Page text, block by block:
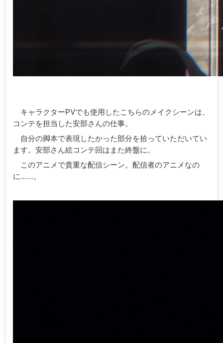
キャラクターPVでも使用したこちらのメイクシーンは、
コンテを担当した安部さんの仕事。
自分の脚本で表現したかった部分を拾っていただいてい
ます。安部さん絵コンテ回はまた終盤に。
このアニメで貴重な配信シーン。配信者のアニメなの
に……。